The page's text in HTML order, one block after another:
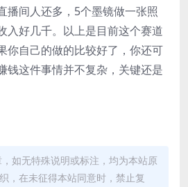
播间人还多，5个墨镜做一张照
入好几千。以上是目前这个赛道
你自己的做的比较好了，你还可
钱这件事情并不复杂，关键还是
如无特殊说明或标注，均为本站原
，在未征得本站同意时，禁止复